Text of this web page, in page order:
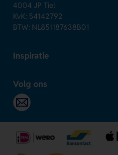
4004 JP Tiel
KvK: 54142792
BTW: NL851187638B01
Inspiratie
Volg ons